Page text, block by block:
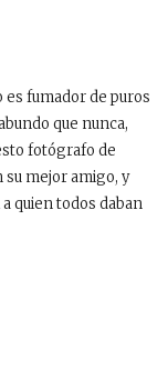
fumador de puros
que nunca,
fotógrafo de
su mejor amigo, y
quien todos daban